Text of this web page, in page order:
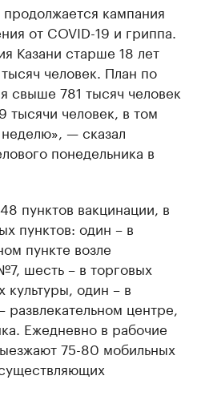
кампания
от COVID-19 и гриппа.
Казани старше 18 лет
человек. План по
свыше 781 тысяч человек
тысячи человек, в том
— сказал
понедельника в
пунктов вакцинации, в
пунктов: один – в
пункте возле
шесть – в торговых
культуры, один – в
центре,
Ежедневно в рабочие
75-80 мобильных